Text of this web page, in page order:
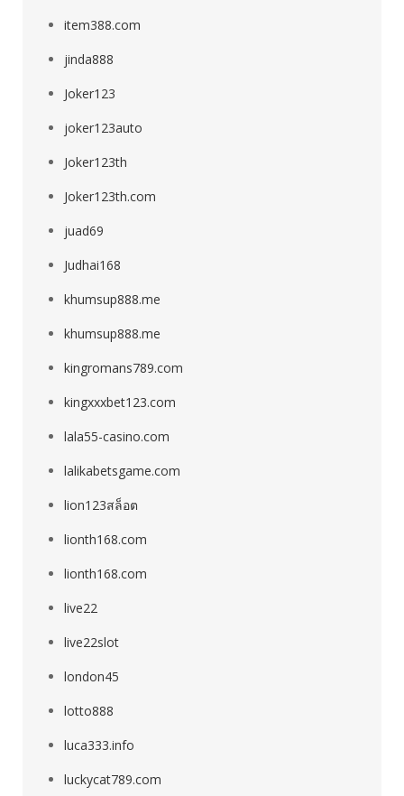
item388.com
jinda888
Joker123
joker123auto
Joker123th
Joker123th.com
juad69
Judhai168
khumsup888.me
khumsup888.me
kingromans789.com
kingxxxbet123.com
lala55-casino.com
lalikabetsgame.com
lion123สล็อต
lionth168.com
lionth168.com
live22
live22slot
london45
lotto888
luca333.info
luckycat789.com